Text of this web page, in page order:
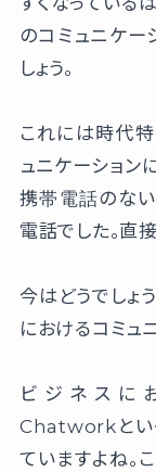
のコミュニケ
しょう。
これには時代
ュニケーション
携帯電話のな
電話でした。直
今はどうでしょ
におけるコミュ
ビジネスに
Chatworkとい
ていますよね。